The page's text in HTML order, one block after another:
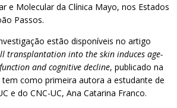
e Molecular da Clínica Mayo, nos Estados
Passos.
estão disponíveis no artigo
transplantation into the skin induces age-
and cognitive decline, publicado na
tem como primeira autora a estudante de
e do CNC-UC, Ana Catarina Franco.